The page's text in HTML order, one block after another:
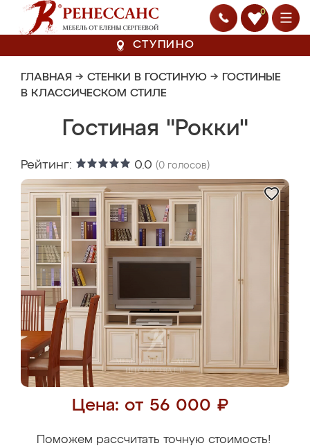
0
СТУПИНО
ГЛАВНАЯ → СТЕНКИ В ГОСТИНУЮ → ГОСТИНЫЕ
В КЛАССИЧЕСКОМ СТИЛЕ
Гостиная "Рокки"
Рейтинг: 0.0 (0 голосов)
Цена: от 56 000 ₽
Поможем рассчитать точную стоимость!